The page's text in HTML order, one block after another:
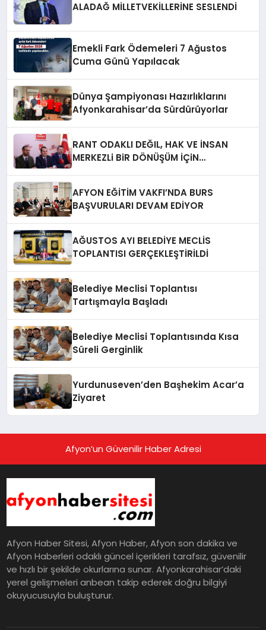
ALADAĞ MİLLETVEKİLLERİNE SESLENDİ
Emekli Fark Ödemeleri 7 Ağustos
Cuma Günü Yapılacak
Dünya Şampiyonası Hazırlıklarını
Afyonkarahisar’da Sürdürüyorlar
RANT ODAKLI DEĞIL, HAK VE İNSAN
MERKEZLi BiR DÖNÜŞÜM İÇiN
AFYON EĞİTİM VAKFI’NDA BURS
BAŞVURULARI DEVAM EDİYOR
AĞUSTOS AYI BELEDİYE MECLİS
TOPLANTISI GERÇEKLEŞTİRİLDİ
Belediye Meclisi Toplantısı
Tartışmayla Başladı
Belediye Meclisi Toplantısında Kısa
Süreli Gerginlik
Yurdunuseven’den Başhekim Acar’a
Ziyaret
Afyon’un Güvenilir Haber Adresi
Afyon Haber Sitesi, Afyon Haber, Afyon son dakika ve
Afyon Haberleri odaklı güncel içerikleri tarafsız, güvenilir
ve hızlı bir şekilde okurlarına sunar. Afyonkarahisar’daki
yerel gelişmeleri anbean takip ederek doğru bilgiyi
okuyucusuyla buluşturur.